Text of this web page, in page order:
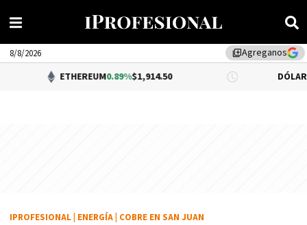
library_addAgreganos
8/8/2026
ETHEREUM0.89%$1,914.50 DÓLAR BNA 0.34%
IPROFESIONAL ENERGÍA COBRE EN SAN JUAN